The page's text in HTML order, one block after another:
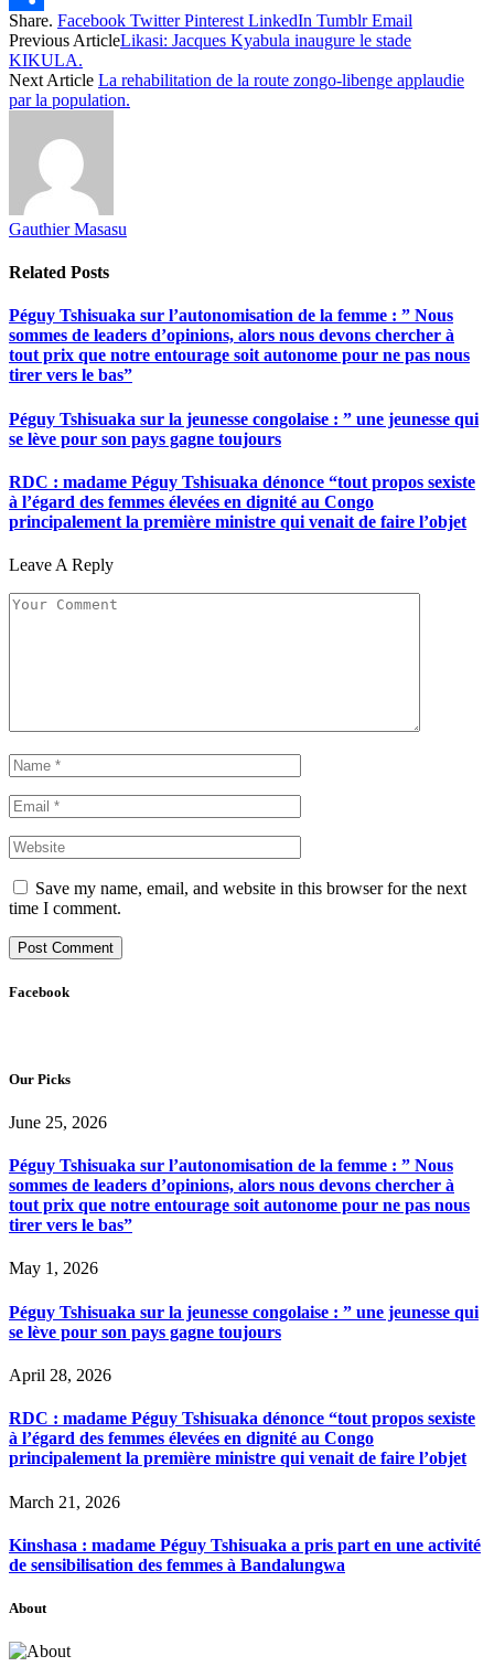
Share
Share. Facebook Twitter Pinterest LinkedIn Tumblr Email
Previous ArticleLikasi: Jacques Kyabula inaugure le stade
KIKULA.
Next Article La rehabilitation de la route zongo-libenge applaudie
par la population.
Gauthier Masasu
Related Posts
Péguy Tshisuaka sur l’autonomisation de la femme : ” Nous
sommes de leaders d’opinions, alors nous devons chercher à
tout prix que notre entourage soit autonome pour ne pas nous
tirer vers le bas”
Péguy Tshisuaka sur la jeunesse congolaise : ” une jeunesse qui
se lève pour son pays gagne toujours
RDC : madame Péguy Tshisuaka dénonce “tout propos sexiste
à l’égard des femmes élevées en dignité au Congo
principalement la première ministre qui venait de faire l’objet
Leave A Reply
Save my name, email, and website in this browser for the next
time I comment.
Facebook
Our Picks
June 25, 2026
Péguy Tshisuaka sur l’autonomisation de la femme : ” Nous
sommes de leaders d’opinions, alors nous devons chercher à
tout prix que notre entourage soit autonome pour ne pas nous
tirer vers le bas”
May 1, 2026
Péguy Tshisuaka sur la jeunesse congolaise : ” une jeunesse qui
se lève pour son pays gagne toujours
April 28, 2026
RDC : madame Péguy Tshisuaka dénonce “tout propos sexiste
à l’égard des femmes élevées en dignité au Congo
principalement la première ministre qui venait de faire l’objet
March 21, 2026
Kinshasa : madame Péguy Tshisuaka a pris part en une activité
de sensibilisation des femmes à Bandalungwa
About